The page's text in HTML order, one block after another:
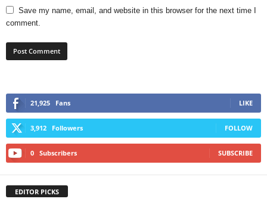
Save my name, email, and website in this browser for the next time I
comment.
21,925 Fans LIKE
3,912 Followers FOLLOW
0 Subscribers SUBSCRIBE
EDITOR PICKS